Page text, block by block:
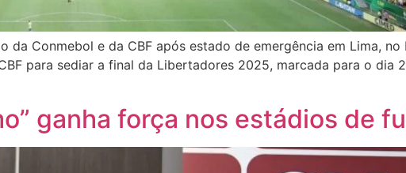
da Conmebol e da CBF após estado de emergência em Lima,
para sediar a final da Libertadores 2025, marcada para o dia
ganha força nos estádios de